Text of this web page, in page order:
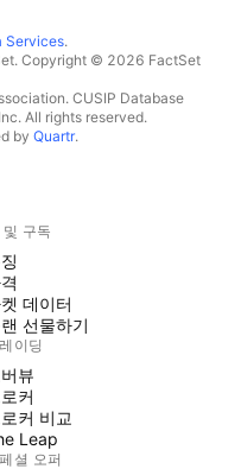
Services.
Copyright © 2026 FactSet
CUSIP Database
All rights reserved.
by Quartr.
및 구독
데이터
선물하기
이딩
뷰
커
커 비교
Leap
셜 오퍼